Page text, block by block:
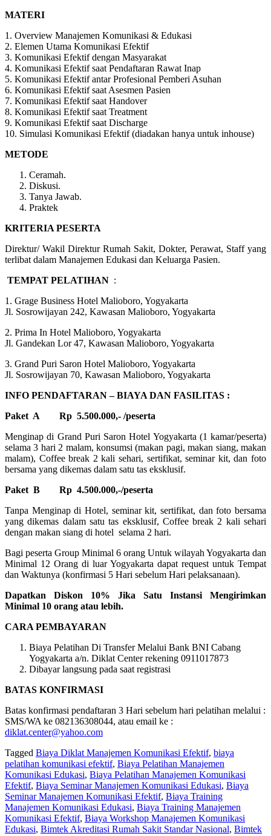
MATERI
1. Overview Manajemen Komunikasi & Edukasi
2. Elemen Utama Komunikasi Efektif
3. Komunikasi Efektif dengan Masyarakat
4. Komunikasi Efektif saat Pendaftaran Rawat Inap
5. Komunikasi Efektif antar Profesional Pemberi Asuhan
6. Komunikasi Efektif saat Asesmen Pasien
7. Komunikasi Efektif saat Handover
8. Komunikasi Efektif saat Treatment
9. Komunikasi Efektif saat Discharge
10. Simulasi Komunikasi Efektif (diadakan hanya untuk inhouse)
METODE
Ceramah.
Diskusi.
Tanya Jawab.
Praktek
KRITERIA PESERTA
Direktur/ Wakil Direktur Rumah Sakit, Dokter, Perawat, Staff yang
terlibat dalam Manajemen Edukasi dan Keluarga Pasien.
TEMPAT PELATIHAN :
1. Grage Business Hotel Malioboro, Yogyakarta
Jl. Sosrowijayan 242, Kawasan Malioboro, Yogyakarta
2. Prima In Hotel Malioboro, Yogyakarta
Jl. Gandekan Lor 47, Kawasan Malioboro, Yogyakarta
3. Grand Puri Saron Hotel Malioboro, Yogyakarta
Jl. Sosrowijayan 70, Kawasan Malioboro, Yogyakarta
INFO PENDAFTARAN – BIAYA DAN FASILITAS :
Paket A Rp 5.500.000,- /peserta
Menginap di Grand Puri Saron Hotel Yogyakarta (1 kamar/peserta)
selama 3 hari 2 malam, konsumsi (makan pagi, makan siang, makan
malam), Coffee break 2 kali sehari, sertifikat, seminar kit, dan foto
bersama yang dikemas dalam satu tas eksklusif.
Paket B Rp 4.500.000,-/peserta
Tanpa Menginap di Hotel, seminar kit, sertifikat, dan foto bersama
yang dikemas dalam satu tas eksklusif, Coffee break 2 kali sehari
dengan makan siang di hotel selama 2 hari.
Bagi peserta Group Minimal 6 orang Untuk wilayah Yogyakarta dan
Minimal 12 Orang di luar Yogyakarta dapat request untuk Tempat
dan Waktunya (konfirmasi 5 Hari sebelum Hari pelaksanaan).
Dapatkan Diskon 10% Jika Satu Instansi Mengirimkan
Minimal 10 orang atau lebih.
CARA PEMBAYARAN
Biaya Pelatihan Di Transfer Melalui Bank BNI Cabang
Yogyakarta a/n. Diklat Center rekening 0911017873
Dibayar langsung pada saat registrasi
BATAS KONFIRMASI
Batas konfirmasi pendaftaran 3 Hari sebelum hari pelatihan melalui :
SMS/WA ke 082136308044, atau email ke :
diklat.center@yahoo.com
Tagged Biaya Diklat Manajemen Komunikasi Efektif, biaya
pelatihan komunikasi efektif, Biaya Pelatihan Manajemen
Komunikasi Edukasi, Biaya Pelatihan Manajemen Komunikasi
Efektif, Biaya Seminar Manajemen Komunikasi Edukasi, Biaya
Seminar Manajemen Komunikasi Efektif, Biaya Training
Manajemen Komunikasi Edukasi, Biaya Training Manajemen
Komunikasi Efektif, Biaya Workshop Manajemen Komunikasi
Edukasi, Bimtek Akreditasi Rumah Sakit Standar Nasional, Bimtek